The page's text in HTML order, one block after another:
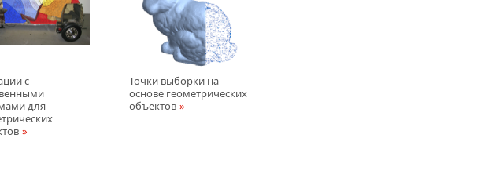
с
для
Точки выборки на
основе геометрических
объектов